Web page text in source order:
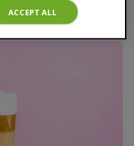
TASSIMO
ACCEPT ALL